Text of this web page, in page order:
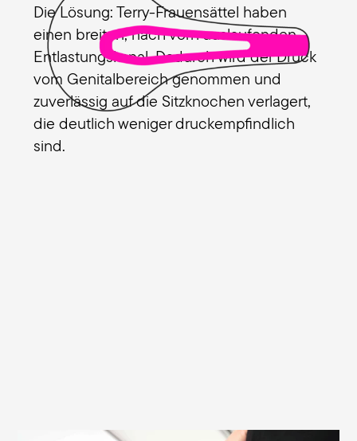
Die Lösung: Terry-Frauensättel haben
einen breiten, nach vorn auslaufenden
Entlastungskanal. Dadurch wird der Druck
vom Genitalbereich genommen und
zuverlässig auf die Sitzknochen verlagert,
die deutlich weniger druckempfindlich
sind.